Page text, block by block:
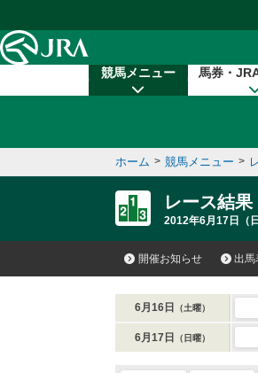
競馬メニュー 馬券・
ホーム > 競馬メニュー >
レース結果
2012年6月17日（
開催お知らせ 出馬
6月16日 （土曜）
6月17日 （日曜）